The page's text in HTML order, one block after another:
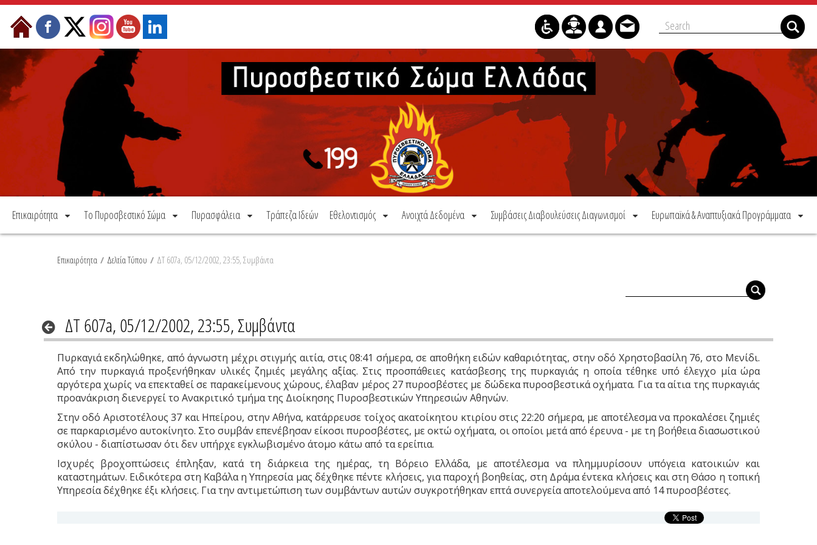
Μετάβαση στο περιεχόμενο
Επικαιρότητα Το Πυροσβεστικό Σώμα Πυρασφάλεια Τράπεζα Ιδεών Εθελοντισμός Ανοιχτά Δεδομένα Συμβάσεις Διαβουλεύσεις Διαγωνισμοί Ευρωπαϊκά & Αναπτυξιακά Προγράμματα
Επικαιρότητα / Δελτία Τύπου / ΔΤ 607a, 05/12/2002, 23:55, Συμβάντα
ΔΤ 607a, 05/12/2002, 23:55, Συμβάντα
Πυρκαγιά εκδηλώθηκε, από άγνωστη μέχρι στιγμής αιτία, στις 08:41 σήμερα, σε αποθήκη ειδών καθαριότητας, στην οδό Χρηστοβασίλη 76, στο Μενίδι.
Από την πυρκαγιά προξενήθηκαν υλικές ζημιές μεγάλης αξίας. Στις προσπάθειες κατάσβεσης της πυρκαγιάς η οποία τέθηκε υπό έλεγχο μία ώρα
αργότερα χωρίς να επεκταθεί σε παρακείμενους χώρους, έλαβαν μέρος 27 πυροσβέστες με δώδεκα πυροσβεστικά οχήματα. Για τα αίτια της πυρκαγιάς
προανάκριση διενεργεί το Ανακριτικό τμήμα της Διοίκησης Πυροσβεστικών Υπηρεσιών Αθηνών.
Στην οδό Αριστοτέλους 37 και Ηπείρου, στην Αθήνα, κατάρρευσε τοίχος ακατοίκητου κτιρίου στις 22:20 σήμερα, με αποτέλεσμα να προκαλέσει ζημιές
σε παρκαρισμένο αυτοκίνητο. Στο συμβάν επενέβησαν είκοσι πυροσβέστες, με οκτώ οχήματα, οι οποίοι μετά από έρευνα - με τη βοήθεια διασωστικού
σκύλου - διαπίστωσαν ότι δεν υπήρχε εγκλωβισμένο άτομο κάτω από τα ερείπια.
Ισχυρές βροχοπτώσεις έπληξαν, κατά τη διάρκεια της ημέρας, τη Βόρειο Ελλάδα, με αποτέλεσμα να πλημμυρίσουν υπόγεια κατοικιών και
καταστημάτων. Ειδικότερα στη Καβάλα η Υπηρεσία μας δέχθηκε πέντε κλήσεις, για παροχή βοηθείας, στη Δράμα έντεκα κλήσεις και στη Θάσο η τοπική
Υπηρεσία δέχθηκε έξι κλήσεις. Για την αντιμετώπιση των συμβάντων αυτών συγκροτήθηκαν επτά συνεργεία αποτελούμενα από 14 πυροσβέστες.